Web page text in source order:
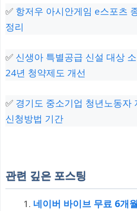
✅ 항저우 아시안게임 e스포츠
정리
✅ 신생아 특별공급 신설 대상
24년 청약제도 개선
✅ 경기도 중소기업 청년노동자
신청방법 기간
관련 깊은 포스팅
네이버 바이브 무료 6개